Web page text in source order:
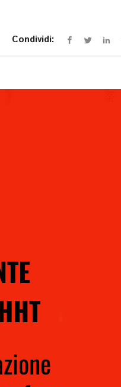
Condividi: